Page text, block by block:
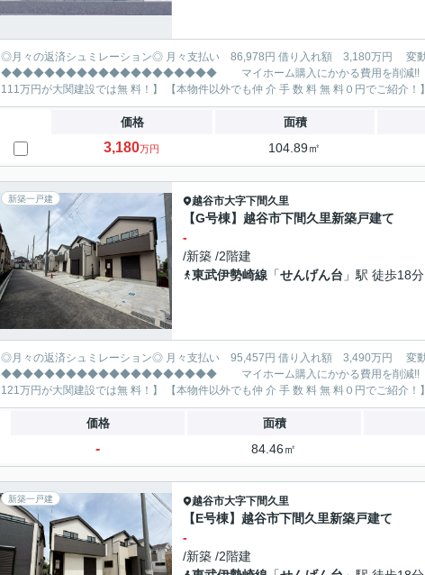
◎月々の返済シュミレーション◎ 月々支払い 86,978円 借り入れ額 3,180万円 変動金利35年 ボーナス払い無し
◆◆◆◆◆◆◆◆◆◆◆◆◆◆◆◆◆◆◆◆ マイホーム購入にかかる費用を削減!! 大関建設で賢くお得にマイホーム購入♪ 【仲 介 手 数 料
価格 面積
3,180万円 104.89㎡
新築一戸建 越谷市大字下間久里
【G号棟】越谷市下間久里新築戸建て
-
/新築 /2階建
東武伊勢崎線 「せんげん台 」駅 徒歩18分
◎月々の返済シュミレーション◎ 月々支払い 95,457円 借り入れ額 3,490万円 変動金利35年 ボーナス払い無し
◆◆◆◆◆◆◆◆◆◆◆◆◆◆◆◆◆◆◆◆ マイホーム購入にかかる費用を削減!! 大関建設で賢くお得にマイホーム購入♪ 【仲 介 手 数 料
価格 面積
- 84.46㎡
新築一戸建 越谷市大字下間久里
【E号棟】越谷市下間久里新築戸建て
-
/新築 /2階建